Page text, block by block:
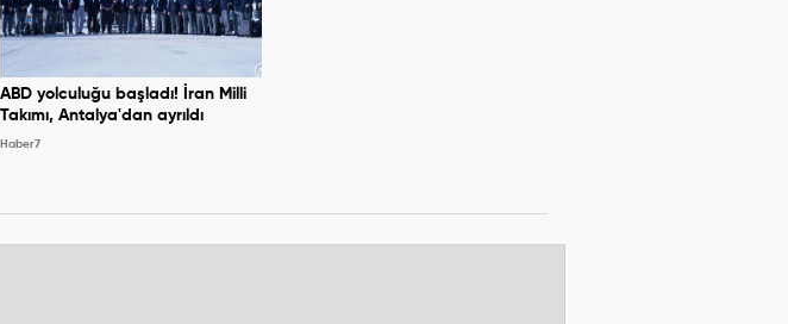
ABD yolculuğu başladı! İran Milli
Takımı, Antalya'dan ayrıldı
Haber7